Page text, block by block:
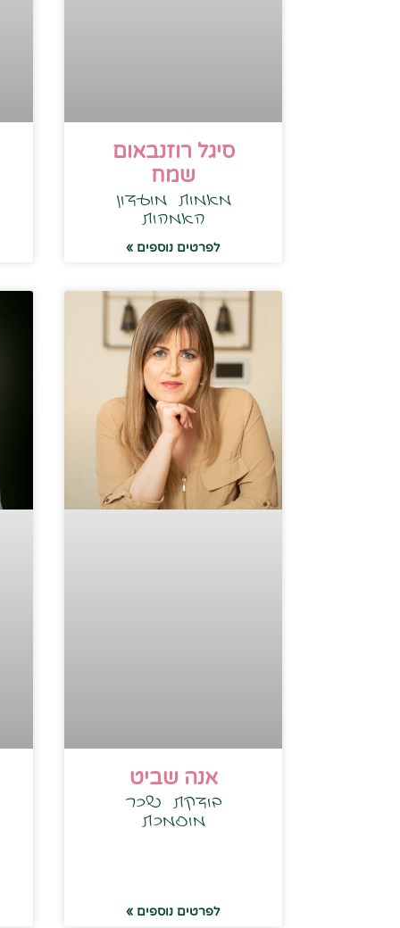
סיגל רוזנבאום
שמח
מאמות מועדון
האמהות
לפרטים נוספים »
אנה שביט
בודקת שכר
מוסמכת
לפרטים נוספים »